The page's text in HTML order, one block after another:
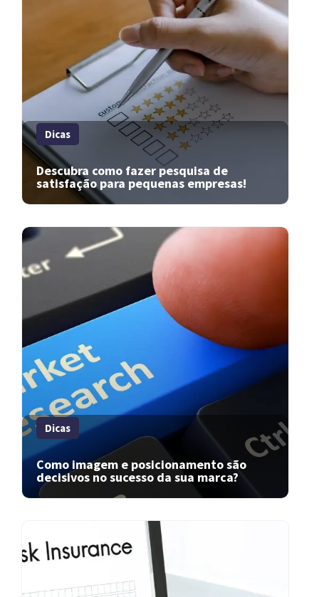
Dicas
Descubra como fazer pesquisa de
satisfação para pequenas empresas!
Dicas
Como imagem e posicionamento são
decisivos no sucesso da sua marca?